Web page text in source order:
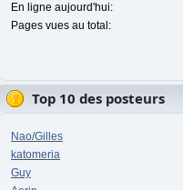
En ligne aujourd'hui:
Pages vues au total:
Top 10 des posteurs
Nao/Gilles
katomeria
Guy